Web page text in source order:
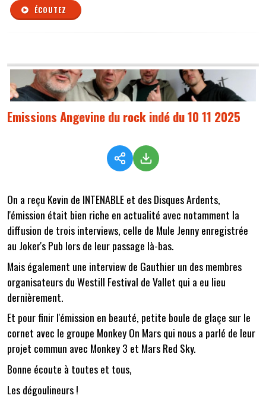
ÉCOUTEZ
Emissions Angevine du rock indé du 10 11 2025
On a reçu Kevin de INTENABLE et des Disques Ardents,
l'émission était bien riche en actualité avec notamment la
diffusion de trois interviews, celle de Mule Jenny enregistrée
au Joker's Pub lors de leur passage là-bas.
Mais également une interview de Gauthier un des membres
organisateurs du Westill Festival de Vallet qui a eu lieu
dernièrement.
Et pour finir l'émission en beauté, petite boule de glaçe sur le
cornet avec le groupe Monkey On Mars qui nous a parlé de leur
projet commun avec Monkey 3 et Mars Red Sky.
Bonne écoute à toutes et tous,
Les dégoulineurs !